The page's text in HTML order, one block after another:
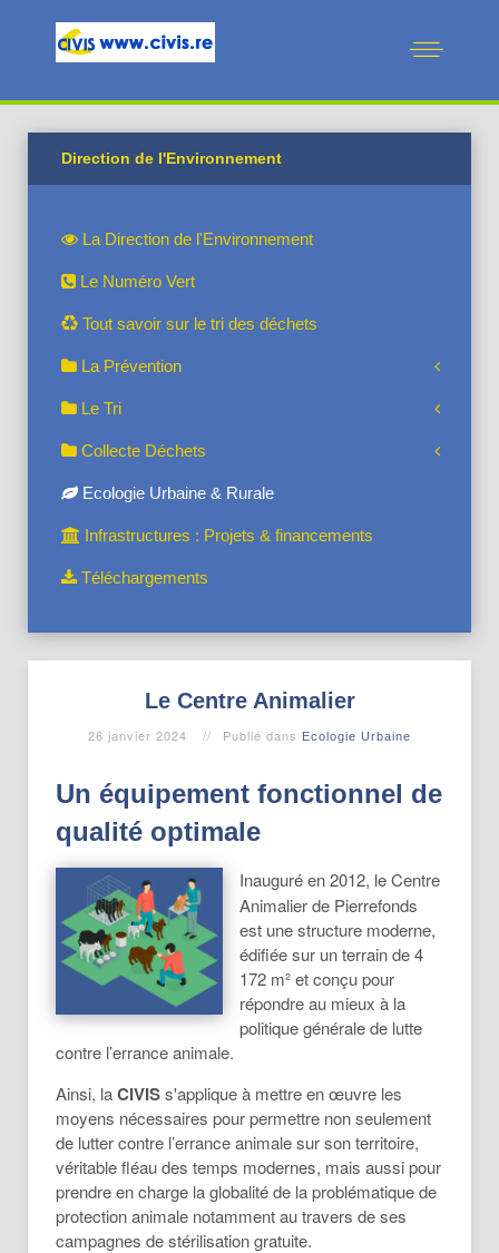
Direction de l'Environnement
La Direction de l'Environnement
Le Numéro Vert
Tout savoir sur le tri des déchets
La Prévention
Le Tri
Collecte Déchets
Ecologie Urbaine & Rurale
Infrastructures : Projets & financements
Téléchargements
Le Centre Animalier
26 janvier 2024 Publié dans Ecologie Urbaine
Un équipement fonctionnel de
qualité optimale
Inauguré en 2012, le Centre
Animalier de Pierrefonds
est une structure moderne,
édifiée sur un terrain de 4
172 m² et conçu pour
répondre au mieux à la
politique générale de lutte
contre l’errance animale.
Ainsi, laCIVISs'applique à mettre en œuvre les
moyens nécessaires pour permettre non seulement
de lutter contre l’errance animale sur son territoire,
véritable fléau des temps modernes, mais aussi pour
prendre en charge la globalité de la problématique de
protection animale notamment au travers de ses
campagnes de stérilisation gratuite.